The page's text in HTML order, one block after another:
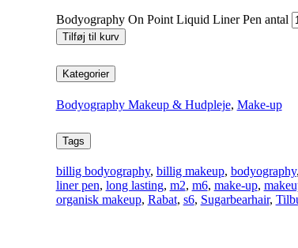
Bodyography On Point Liquid Liner Pen antal
Tilføj til kurv
Kategorier
Bodyography Makeup & Hudpleje, Make-up
Tags
billig bodyography, billig makeup, bodyography,
liner pen, long lasting, m2, m6, make-up,
organisk makeup, Rabat, s6, Sugarbearhair,